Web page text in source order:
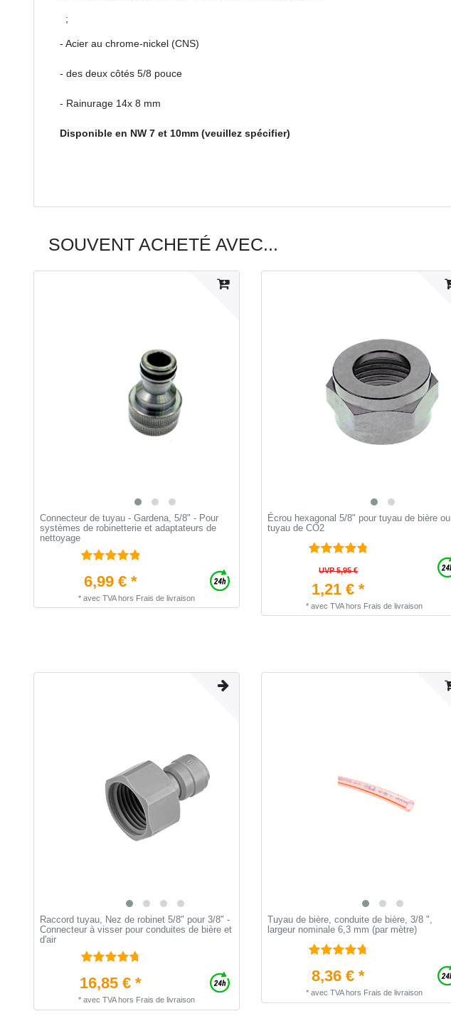
;
- Acier au chrome-nickel (CNS)
- des deux côtés 5/8 pouce
- Rainurage 14x 8 mm
Disponible en NW 7 et 10mm (veuillez spécifier)
SOUVENT ACHETÉ AVEC...
Connecteur de tuyau - Gardena, 5/8" - Pour
systèmes de robinetterie et adaptateurs de
nettoyage
6,99 € *
* avec TVAhors Frais de livraison
Écrou hexagonal 5/8" pour tuyau de bière ou
tuyau de CO2
UVP 5,95 €
1,21 € *
* avec TVAhors Frais de livraison
Raccord tuyau, Nez de robinet 5/8" pour 3/8" -
Connecteur à visser pour conduites de bière et
d'air
16,85 € *
* avec TVAhors Frais de livraison
Tuyau de bière, conduite de bière, 3/8 ",
largeur nominale 6,3 mm (par mètre)
8,36 € *
* avec TVAhors Frais de livraison